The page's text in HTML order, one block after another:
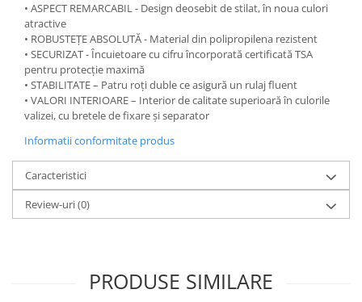
• ASPECT REMARCABIL - Design deosebit de stilat, în noua culori
atractive
• ROBUSTEȚE ABSOLUTĂ - Material din polipropilena rezistent
• SECURIZAT - Încuietoare cu cifru încorporată certificată TSA
pentru protecție maximă
• STABILITATE – Patru roți duble ce asigură un rulaj fluent
• VALORI INTERIOARE – Interior de calitate superioară în culorile
valizei, cu bretele de fixare și separator
Informatii conformitate produs
Caracteristici
Review-uri(0)
PRODUSE SIMILARE